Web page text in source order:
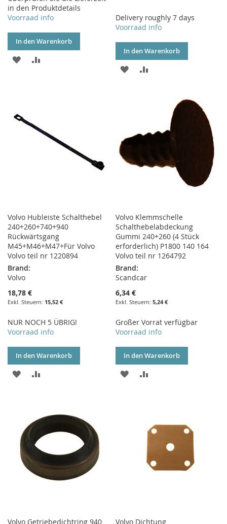
in den Produktdetails
Voorraad info
In den Warenkorb
ZUR
Delivery roughly 7 days
Voorraad info
In den Warenkorb
ZUR
HINZUFÜGEN
HINZUFÜGEN
Volvo Hubleiste Schalthebel
240+260+740+940
Rückwärtsgang
M45+M46+M47+Für Volvo
Volvo teil nr 1220894
Brand:
Volvo
18,78 €
15,52 €
NUR NOCH 5 ÜBRIG!
Voorraad info
In den Warenkorb
ZUR
Volvo Klemmschelle
Schalthebelabdeckung
Gummi 240+260 (4 Stück
erforderlich) P1800 140 164
Volvo teil nr 1264792
Brand:
Scandcar
6,34 €
5,24 €
Großer Vorrat verfügbar
Voorraad info
In den Warenkorb
ZUR
Volvo Getriebedichtring 940
Volvo Dichtung